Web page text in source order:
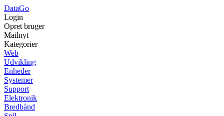
DataGo
Login
Opret bruger
Mailnyt
Kategorier
Web
Udvikling
Enheder
Systemer
Support
Elektronik
Bredbånd